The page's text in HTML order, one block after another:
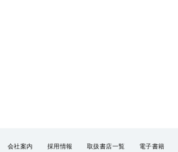
会社案内 採用情報 取扱書店一覧 電子書籍